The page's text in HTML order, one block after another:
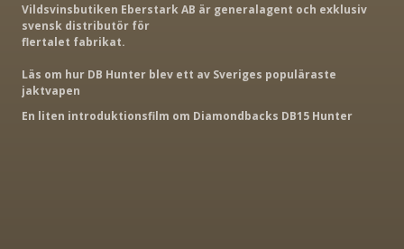
Vildsvinsbutiken Eberstark AB är generalagent och exklusiv
svensk distributör för
flertalet fabrikat.
Läs om hur DB Hunter blev ett av Sveriges populäraste
jaktvapen
En liten introduktionsfilm om Diamondbacks DB15 Hunter